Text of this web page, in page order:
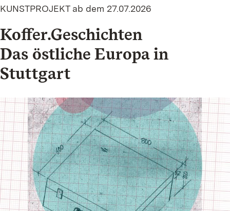
KUNSTPROJEKT ab dem 27.07.2026
Koffer.Geschichten
Das östliche Europa in
Stuttgart